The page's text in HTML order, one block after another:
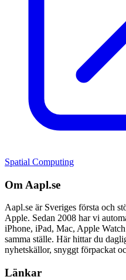
Spatial Computing
Om Aapl.se
Aapl.se är Sveriges första och
Apple. Sedan 2008 har vi
iPhone, iPad, Mac, Apple
samma ställe. Här hittar du
nyhetskällor, snyggt förpackat
Länkar